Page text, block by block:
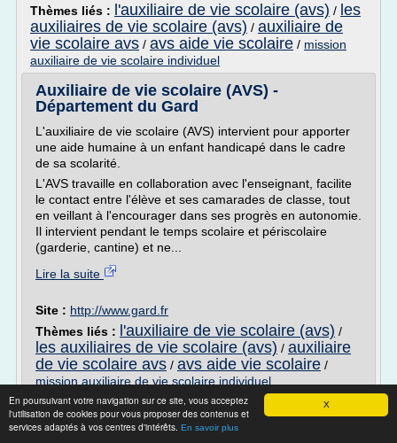
X
En poursuivant votre navigation sur ce site, vous acceptez
l'utilisation de cookies pour vous proposer des contenus et
services adaptés à vos centres d'intérêts. En savoir plus
Thèmes liés :
l'auxiliaire de vie scolaire (avs) / les
auxiliaires de vie scolaire (avs) / auxiliaire de
vie scolaire avs / avs aide vie scolaire / mission
auxiliaire de vie scolaire individuel
Auxiliaire de vie scolaire (AVS) -
Département du Gard
L'auxiliaire de vie scolaire (AVS) intervient pour apporter
une aide humaine à un enfant handicapé dans le cadre
de sa scolarité.
L'AVS travaille en collaboration avec l'enseignant, facilite
le contact entre l'élève et ses camarades de classe, tout
en veillant à l'encourager dans ses progrès en autonomie.
Il intervient pendant le temps scolaire et périscolaire
(garderie, cantine) et ne...
Lire la suite
Site : http://www.gard.fr
Thèmes liés :
l'auxiliaire de vie scolaire (avs) /
les auxiliaires de vie scolaire (avs) / auxiliaire
de vie scolaire avs / avs aide vie scolaire /
mission auxiliaire de vie scolaire individuel
Les auxiliaires de vie scolaire (AVS) - ac-
bordeaux.fr